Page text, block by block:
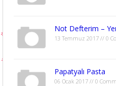
Not Defterim –
13 Temmuz 2017 // 0
Papatyalı Pasta
06 Ocak 2017 // 0